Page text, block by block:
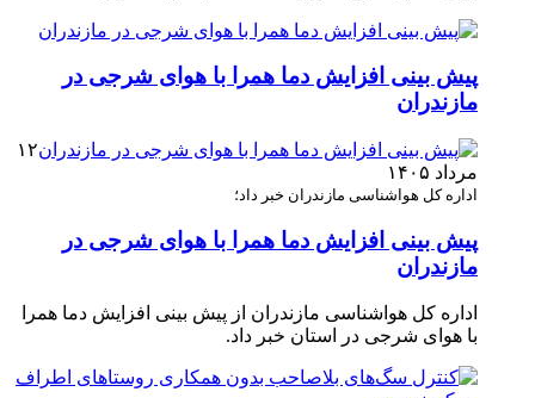
پیش بینی افزایش دما همرا با هوای شرجی در
مازندران
۱۲
مرداد ۱۴۰۵
اداره کل هواشناسی مازندران خبر داد؛
پیش بینی افزایش دما همرا با هوای شرجی در
مازندران
اداره کل هواشناسی مازندران از پیش بینی افزایش دما همرا
با هوای شرجی در استان خبر داد.